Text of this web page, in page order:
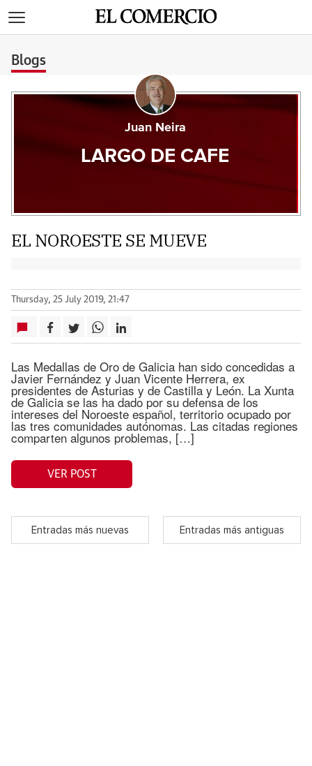
Blogs
Juan Neira
LARGO DE CAFE
EL NOROESTE SE MUEVE
Thursday, 25 July 2019, 21:47
Las Medallas de Oro de Galicia han sido concedidas a
Javier Fernández y Juan Vicente Herrera, ex
presidentes de Asturias y de Castilla y León. La Xunta
de Galicia se las ha dado por su defensa de los
intereses del Noroeste español, territorio ocupado por
las tres comunidades autónomas. Las citadas regiones
comparten algunos problemas, […]
VER POST
Entradas más nuevas Entradas más antiguas